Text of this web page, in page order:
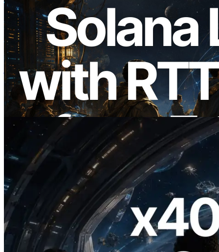
2026.08.05
ERPC का Solana Leader Slot API अब 7
वैश्विक क्षेत्रों से ping मापता है — Validators
Information API भी लॉन्च
यह लेख पढ़ें
2026.07.04